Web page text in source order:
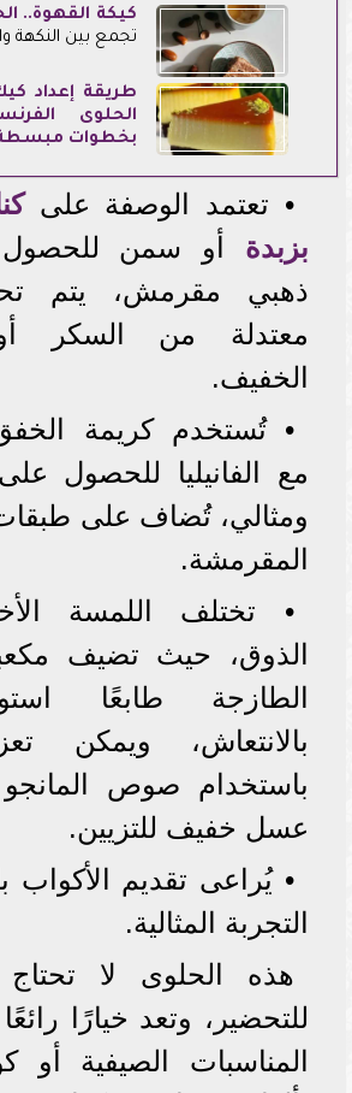
كيكة القهوة..
تجمع بين النكهة
طريقة إعداد
الحلوى
بخطوات
• تعتمد الوصفة على
بزبدة أو سمن
ذهبي مقرمش، يتم
معتدلة من السكر
الخفيف.
• تُستخدم كريمة
مع الفانيليا للحصول
ومثالي، تُضاف على
المقرمشة.
• تختلف اللمسة
الذوق، حيث تضيف
الطازجة طابعًا
بالانتعاش، ويمكن
باستخدام صوص
عسل خفيف للتزيين.
• يُراعى تقديم الأكواب
التجربة المثالية.
هذه الحلوى لا تحتاج
للتحضير، وتعد خيارًا
المناسبات الصيفية أو